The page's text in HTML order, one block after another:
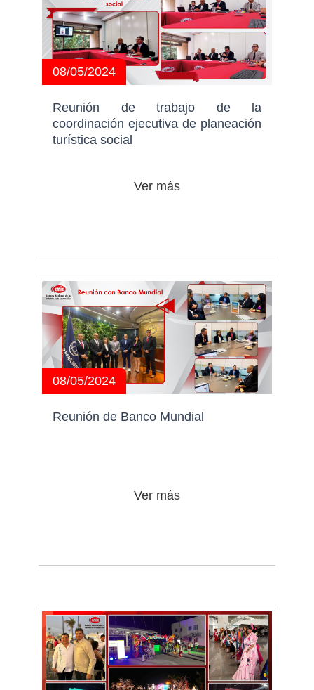
08/05/2024
Reunión de trabajo de la
coordinación ejecutiva de planeación
turística social
Ver más
08/05/2024
Reunión de Banco Mundial
Ver más